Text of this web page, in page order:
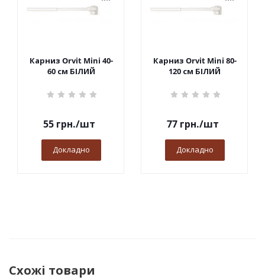
Карниз Orvit Mini 40-
60 см БІЛИЙ
55грн./шт
Докладно
Карниз Orvit Mini 80-
120 см БІЛИЙ
77грн./шт
Докладно
Схожі товари